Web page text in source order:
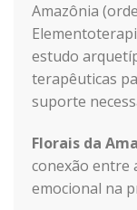
Amazônia
estudo
terapêuticas
suporte
Florais da
conexão entre
emocional na